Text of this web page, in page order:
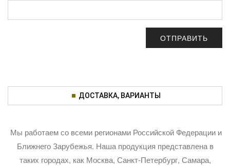
ДОСТАВКА, ВАРИАНТЫ
Мы работаем со всеми регионами Российской Федерации и
Ближнего Зарубежья. Наша продукция представлена в
таких городах, как Москва, Санкт-Петербург, Самара,